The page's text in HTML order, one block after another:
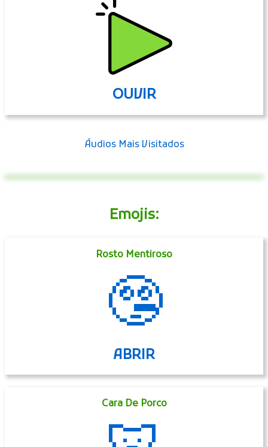
OUVIR
Áudios Mais Visitados
Emojis:
Rosto Mentiroso
🤥
ABRIR
Cara De Porco